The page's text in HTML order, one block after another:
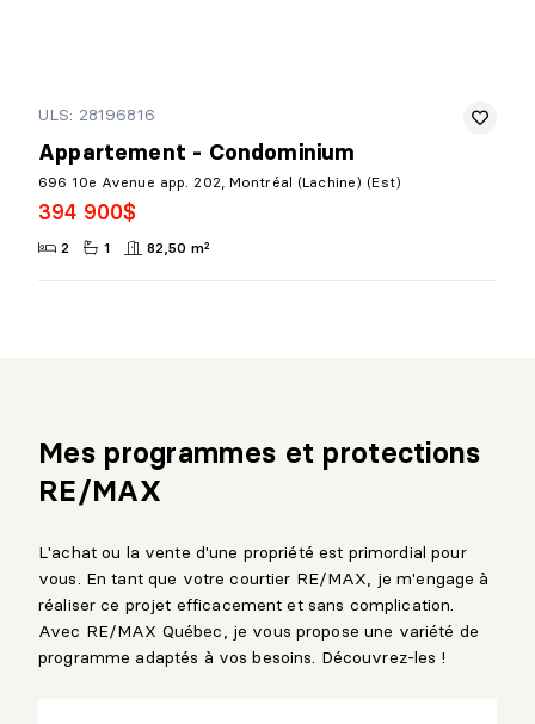
ULS: 28196816
Appartement - Condominium
696 10e Avenue app. 202, Montréal (Lachine) (Est)
394 900$
2 1 82,50 m²
Mes programmes et protections
RE/MAX
L'achat ou la vente d'une propriété est primordial pour
vous. En tant que votre courtier RE/MAX, je m'engage à
réaliser ce projet efficacement et sans complication.
Avec RE/MAX Québec, je vous propose une variété de
programme adaptés à vos besoins. Découvrez-les !